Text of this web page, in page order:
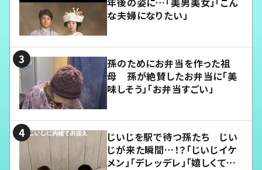
な夫婦になりたい」
孫のためにお弁当を作った祖
母 孫が絶賛したお弁当に「美
味しそう」「お弁当すごい」
じいじを駅で待つ孫たち じい
じが来た瞬間…！？「じいじイケ
メン」「デレッデレ」「嬉しくて可